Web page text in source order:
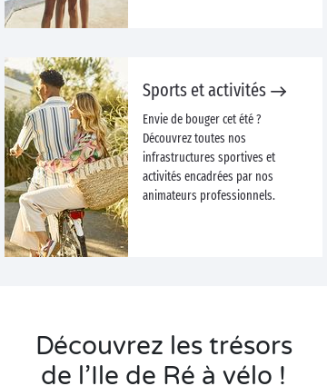
Sports et activités
Envie de bouger cet été ?
Découvrez toutes nos
infrastructures sportives et
activités encadrées par nos
animateurs professionnels.
Découvrez les trésors
de l’Ile de Ré à vélo !